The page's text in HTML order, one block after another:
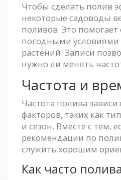
Чтобы сделать полив
некоторые садоводы
поливов. Это
погодными условиями
растений. Записи
нужно ли менять
Частота и
Частота полива
факторов, таких как
и сезон. Вместе с тем,
рекомендации по
служить хорошим
Как часто